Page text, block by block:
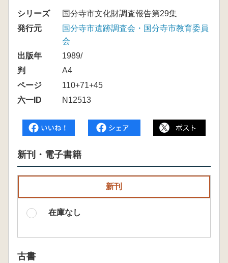
シリーズ
国分寺市文化財調査報告第29集
発行元
国分寺市遺跡調査会・国分寺市教育委員
会
出版年
1989/
判
A4
ページ
110+71+45
六一ID
N12513
新刊・電子書籍
新刊
在庫なし
古書